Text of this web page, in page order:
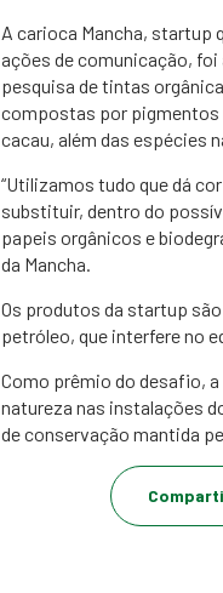
A carioca Mancha, startup
ações de comunicação,
pesquisa de tintas
compostas por pigmentos
cacau, além das espécies
“Utilizamos tudo que dá
substituir, dentro do
papeis orgânicos e
da Mancha.
Os produtos da startup
petróleo, que interfere no
Como prêmio do desafio,
natureza nas instalações
de conservação mantida